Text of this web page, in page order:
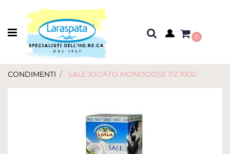
Open menu
0
CONDIMENTI SALE IODATO MONODOSE PZ.1000